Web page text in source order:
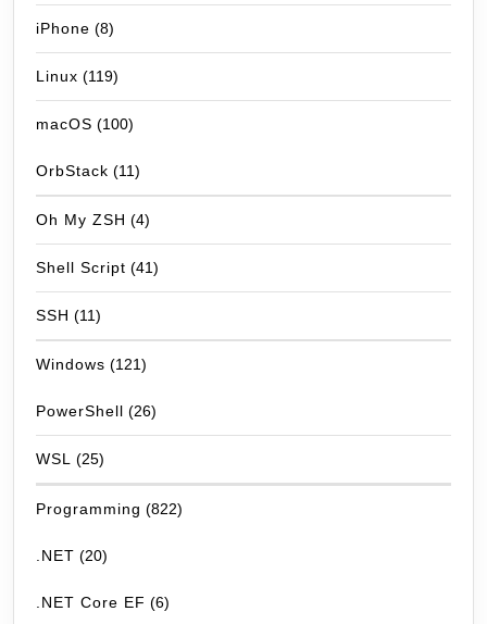
iPhone (8)
Linux (119)
macOS (100)
OrbStack (11)
Oh My ZSH (4)
Shell Script (41)
SSH (11)
Windows (121)
PowerShell (26)
WSL (25)
Programming (822)
.NET (20)
.NET Core EF (6)